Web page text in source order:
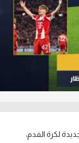
لكرة القدم،